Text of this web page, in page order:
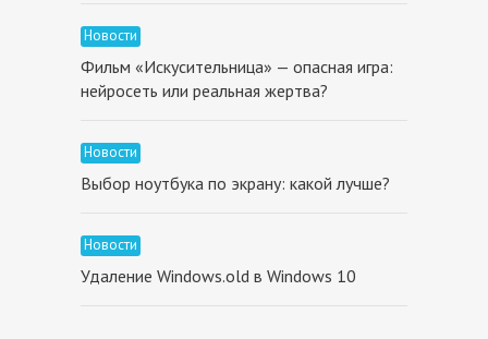
Новости
Фильм «Искусительница» — опасная игра:
нейросеть или реальная жертва?
Новости
Выбор ноутбука по экрану: какой лучше?
Новости
Удаление Windows.old в Windows 10